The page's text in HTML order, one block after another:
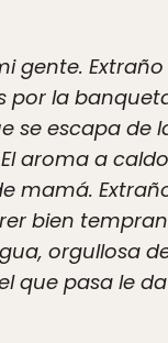
gente.
por la
se escapa de
aroma a
mamá.
bien
orgullosa
que pasa le